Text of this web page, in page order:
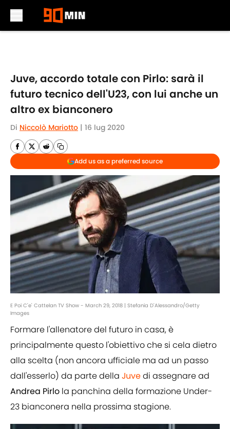
Juve, accordo totale con Pirlo: sarà il
futuro tecnico dell'U23, con lui anche un
altro ex bianconero
Di Niccolò Mariotto | 16 lug 2020
Add us as a preferred source
E Poi C'e' Cattelan TV Show - March 29, 2018 | Stefania D'Alessandro/Getty
Images
Formare l'allenatore del futuro in casa, è
principalmente questo l'obiettivo che si cela dietro
alla scelta (non ancora ufficiale ma ad un passo
dall'esserlo) da parte della Juvedi assegnare ad
Andrea Pirlo la panchina della formazione Under-
23 bianconera nella prossima stagione.